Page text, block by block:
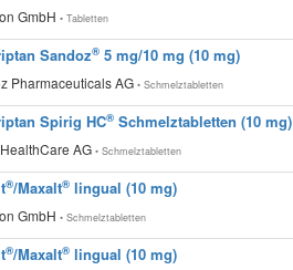
GmbH • Tabletten
Sandoz® 5 mg/10 mg (10 mg)
Pharmaceuticals AG • Schmelztabletten
Spirig HC® Schmelztabletten (10 mg)
AG • Schmelztabletten
®/Maxalt® lingual (10 mg)
GmbH • Schmelztabletten
®/Maxalt® lingual (10 mg)